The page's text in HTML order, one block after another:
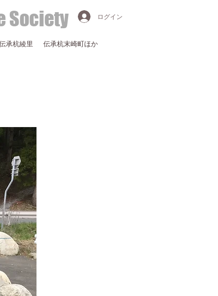
Society ログイン
承杭綾里 伝承杭末崎町ほか